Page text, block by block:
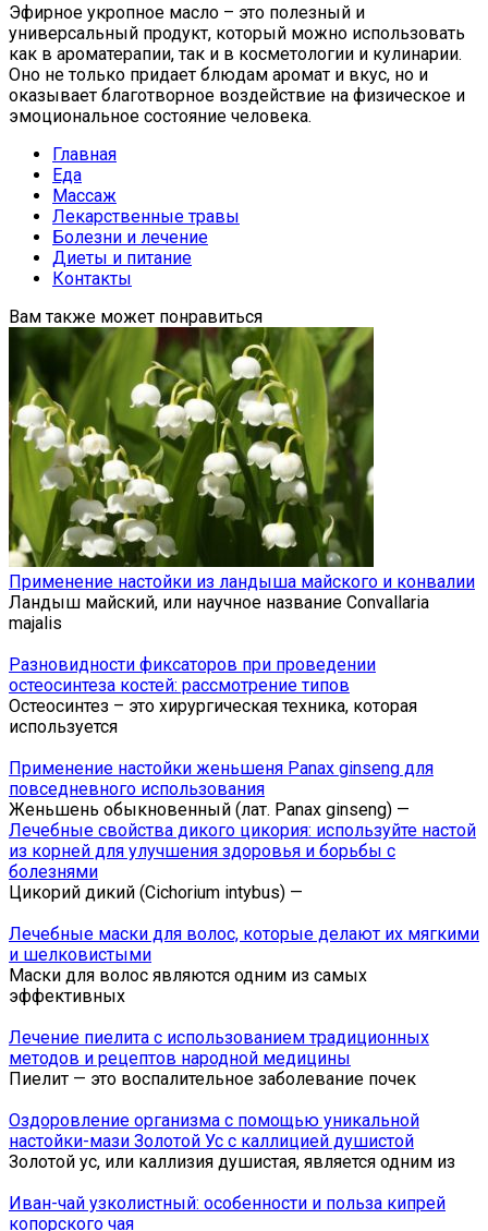
Эфирное укропное масло – это полезный и
универсальный продукт, который можно использовать
как в ароматерапии, так и в косметологии и кулинарии.
Оно не только придает блюдам аромат и вкус, но и
оказывает благотворное воздействие на физическое и
эмоциональное состояние человека.
Главная
Еда
Массаж
Лекарственные травы
Болезни и лечение
Диеты и питание
Контакты
Вам также может понравиться
Применение настойки из ландыша майского и конвалии
Ландыш майский, или научное название Convallaria
majalis
Разновидности фиксаторов при проведении
остеосинтеза костей: рассмотрение типов
Остеосинтез – это хирургическая техника, которая
используется
Применение настойки женьшеня Panax ginseng для
повседневного использования
Женьшень обыкновенный (лат. Panax ginseng) —
Лечебные свойства дикого цикория: используйте настой
из корней для улучшения здоровья и борьбы с
болезнями
Цикорий дикий (Cichorium intybus) —
Лечебные маски для волос, которые делают их мягкими
и шелковистыми
Маски для волос являются одним из самых
эффективных
Лечение пиелита с использованием традиционных
методов и рецептов народной медицины
Пиелит — это воспалительное заболевание почек
Оздоровление организма с помощью уникальной
настойки-мази Золотой Ус с каллицией душистой
Золотой ус, или каллизия душистая, является одним из
Иван-чай узколистный: особенности и польза кипрей
копорского чая